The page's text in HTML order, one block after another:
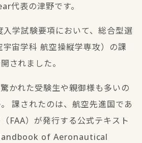
代表の津野です。
学試験要項において、総合型選
宙学科 航空操縦学専攻）の課
されました。
かれた受験生や親御様も多いの
課されたのは、航空先進国であ
FAA）が発行する公式テキスト
of Aeronautical